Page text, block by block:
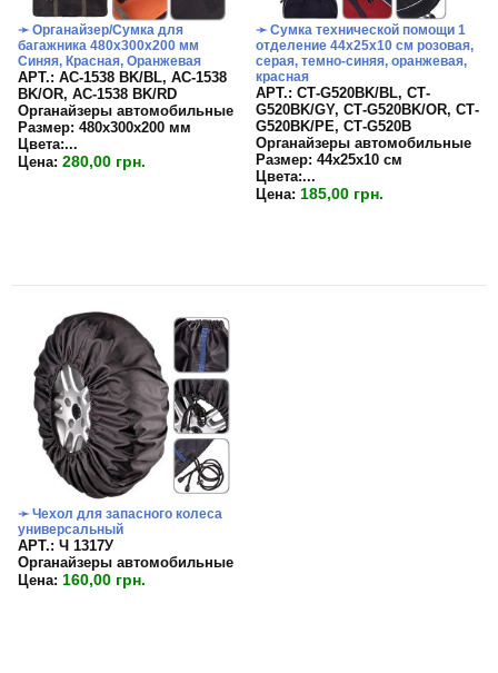
➛ Органайзер/Сумка для
багажника 480х300х200 мм
Синяя, Красная, Оранжевая
APT.: АС-1538 BK/BL, АС-1538
BK/OR, АС-1538 BK/RD
Органайзеры автомобильные
Размер: 480х300х200 мм
Цвета:...
Цена: 280,00 грн.
➛ Сумка технической помощи 1
отделение 44х25х10 см розовая,
серая, темно-синяя, оранжевая,
красная
APT.: СТ-G520BK/BL, СТ-
G520BK/GY, СТ-G520BK/OR, СТ-
G520BK/PE, СТ-G520B
Органайзеры автомобильные
Размер: 44х25х10 см
Цвета:...
Цена: 185,00 грн.
➛ Чехол для запасного колеса
универсальный
APT.: Ч 1317У
Органайзеры автомобильные
Цена: 160,00 грн.